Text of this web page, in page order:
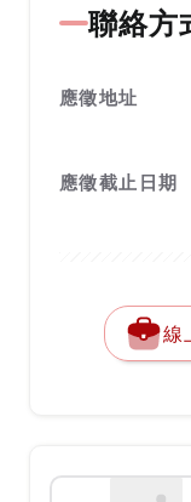
聯絡方
應徵地址
應徵截止日期
線